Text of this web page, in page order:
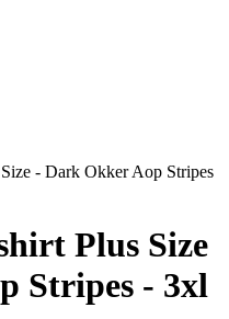
- Dark Okker Aop Stripes
Plus Size
Stripes - 3xl